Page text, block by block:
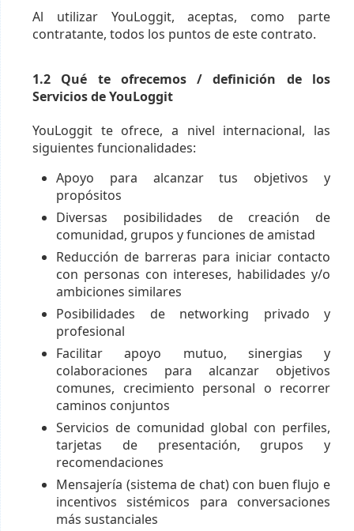
Al utilizar YouLoggit, aceptas, como parte
contratante, todos los puntos de este contrato.
1.2 Qué te ofrecemos / definición de los
Servicios de YouLoggit
YouLoggit te ofrece, a nivel internacional, las
siguientes funcionalidades:
Apoyo para alcanzar tus objetivos y
propósitos
Diversas posibilidades de creación de
comunidad, grupos y funciones de amistad
Reducción de barreras para iniciar contacto
con personas con intereses, habilidades y/o
ambiciones similares
Posibilidades de networking privado y
profesional
Facilitar apoyo mutuo, sinergias y
colaboraciones para alcanzar objetivos
comunes, crecimiento personal o recorrer
caminos conjuntos
Servicios de comunidad global con perfiles,
tarjetas de presentación, grupos y
recomendaciones
Mensajería (sistema de chat) con buen flujo e
incentivos sistémicos para conversaciones
más sustanciales